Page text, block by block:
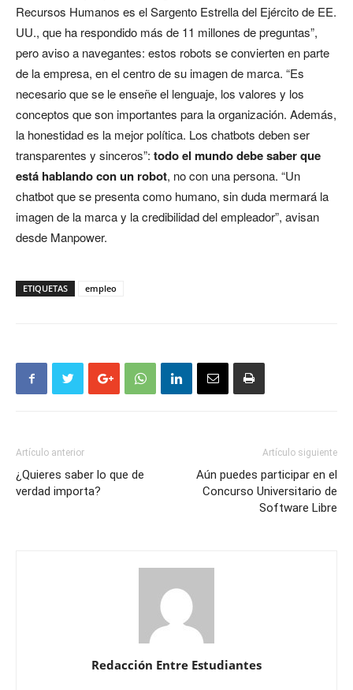
Recursos Humanos es el Sargento Estrella del Ejército de EE.
UU., que ha respondido más de 11 millones de preguntas”,
pero aviso a navegantes: estos robots se convierten en parte
de la empresa, en el centro de su imagen de marca. “Es
necesario que se le enseñe el lenguaje, los valores y los
conceptos que son importantes para la organización. Además,
la honestidad es la mejor política. Los chatbots deben ser
transparentes y sinceros”: todo el mundo debe saber que
está hablando con un robot, no con una persona. “Un
chatbot que se presenta como humano, sin duda mermará la
imagen de la marca y la credibilidad del empleador”, avisan
desde Manpower.
ETIQUETAS empleo
Artículo anterior
¿Quieres saber lo que de
verdad importa?
Artículo siguiente
Aún puedes participar en el
Concurso Universitario de
Software Libre
Redacción Entre Estudiantes